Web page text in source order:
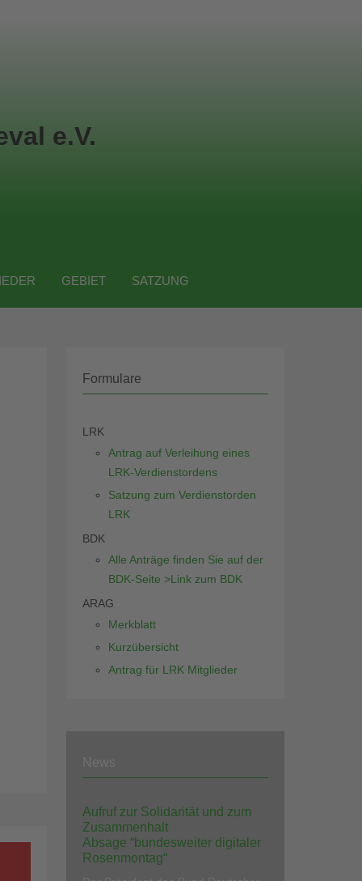
e.V.
GEBIET SATZUNG
Formulare
LRK
Antrag auf Verleihung eines
LRK-Verdienstordens
Satzung zum Verdienstorden
LRK
BDK
Alle Anträge finden Sie auf der
BDK-Seite >Link zum BDK
ARAG
Merkblatt
Kurzübersicht
Antrag für LRK Mitglieder
Aufruf zur Solidarität und zum
Zusammenhalt
Absage “bundesweiter digitaler
Rosenmontag“